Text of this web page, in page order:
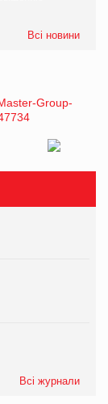
Всі новини
Всі журнали